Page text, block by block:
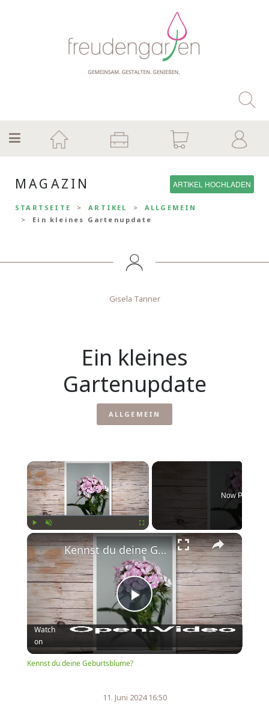
MAGAZIN ARTIKEL HOCHLADEN
STARTSEITE ARTIKEL
ALLGEMEIN
Ein kleines Gartenupdate
Gisela Tanner
Ein kleines
Gartenupdate
ALLGEMEIN
Fullscreen
Now Playing
Play
Video
Kennst du deine Geburtsblume?
Watch
on
Kennst du deine Geburtsblume?
11. Juni 2024 16:50